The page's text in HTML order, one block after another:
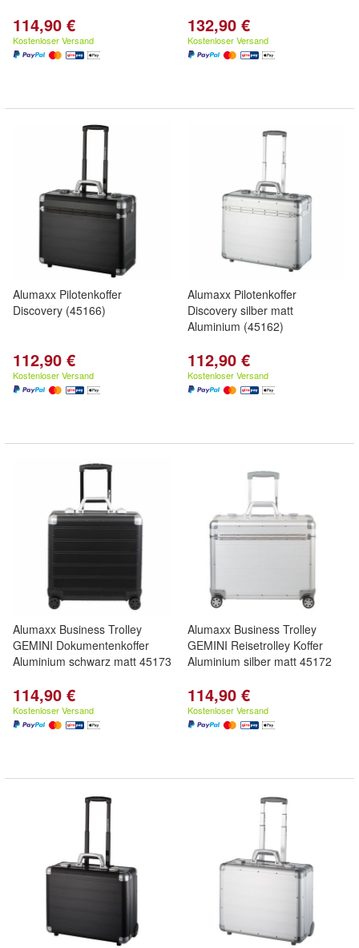
114,90 €
Kostenloser Versand
132,90 €
Kostenloser Versand
Alumaxx Pilotenkoffer
Discovery (45166)
112,90 €
Kostenloser Versand
Alumaxx Pilotenkoffer
Discovery silber matt
Aluminium (45162)
112,90 €
Kostenloser Versand
Alumaxx Business Trolley
GEMINI Dokumentenkoffer
Aluminium schwarz matt 45173
114,90 €
Kostenloser Versand
Alumaxx Business Trolley
GEMINI Reisetrolley Koffer
Aluminium silber matt 45172
114,90 €
Kostenloser Versand